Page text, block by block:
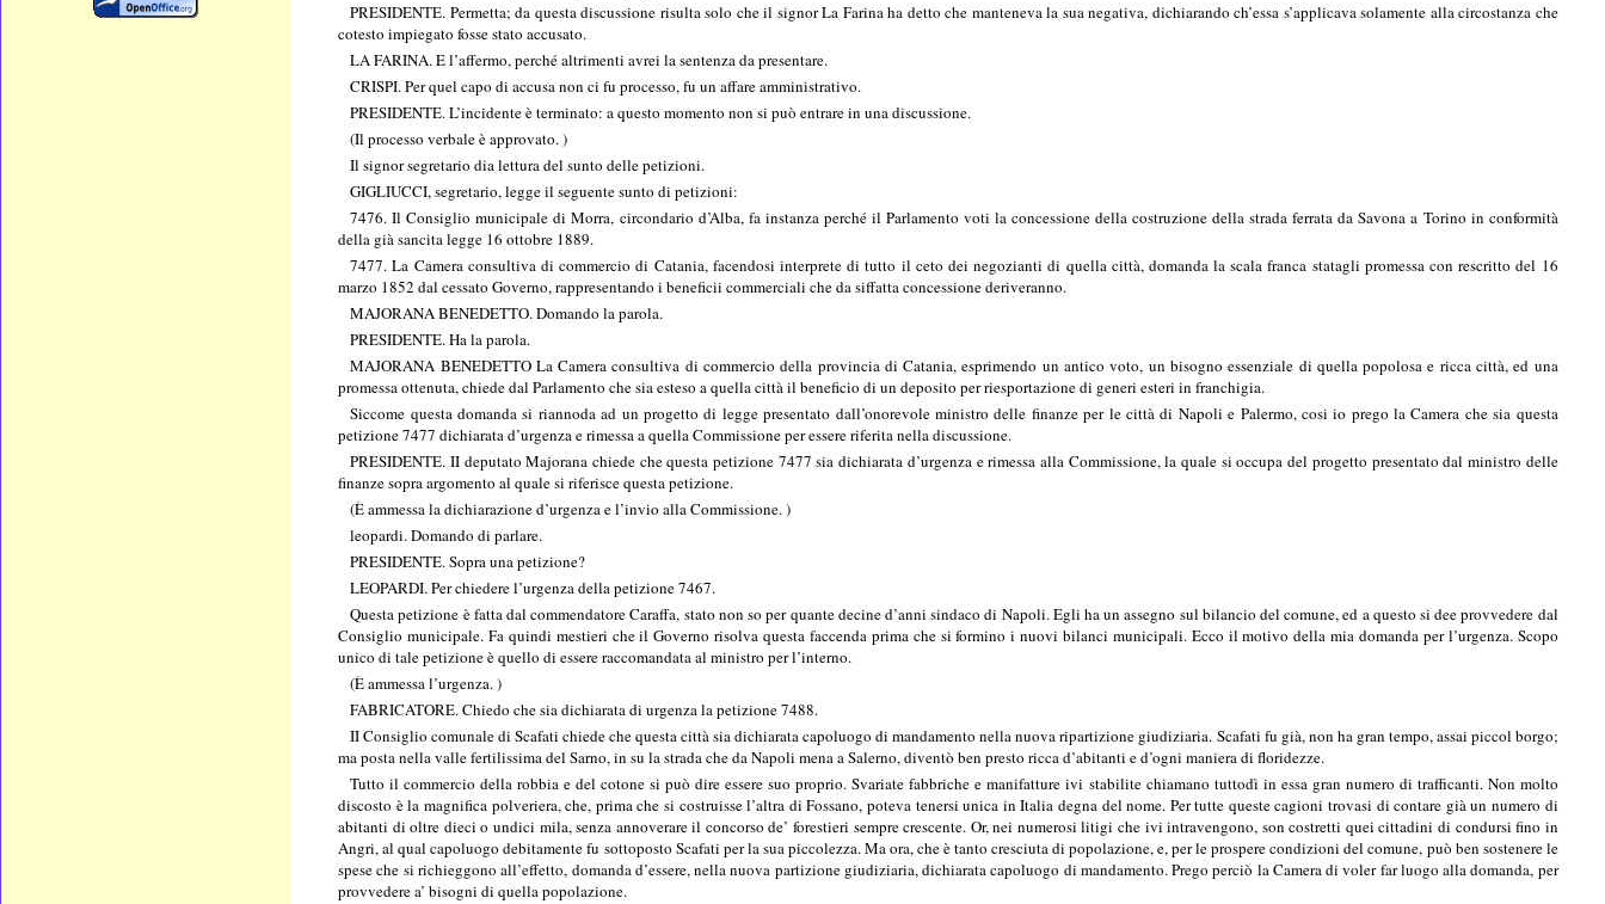
PRESIDENTE. Permetta; da questa discussione risulta solo che il signor La Farina ha detto che manteneva la sua negativa, dichiarando ch’essa s’applicava solamente alla circostanza che
cotesto impiegato fosse stato accusato.
LA FARINA. E l’affermo, perché altrimenti avrei la sentenza da presentare.
CRISPI. Per quel capo di accusa non ci fu processo, fu un affare amministrativo.
PRESIDENTE. L’incidente è terminato: a questo momento non si può entrare in una discussione.
(Il processo verbale è approvato. )
Il signor segretario dia lettura del sunto delle petizioni.
GIGLIUCCI, segretario, legge il seguente sunto di petizioni:
7476. Il Consiglio municipale di Morra, circondario d’Alba, fa instanza perché il Parlamento voti la concessione della costruzione della strada ferrata da Savona a Torino in conformità
della già sancita legge 16 ottobre 1889.
7477. La Camera consultiva di commercio di Catania, facendosi interprete di tutto il ceto dei negozianti di quella città, domanda la scala franca statagli promessa con rescritto del 16
marzo 1852 dal cessato Governo, rappresentando i beneficii commerciali che da siffatta concessione deriveranno.
MAJORANA BENEDETTO. Domando la parola.
PRESIDENTE. Ha la parola.
MAJORANA BENEDETTO La Camera consultiva di commercio della provincia di Catania, esprimendo un antico voto, un bisogno essenziale di quella popolosa e ricca città, ed una
promessa ottenuta, chiede dal Parlamento che sia esteso a quella città il beneficio di un deposito per riesportazione di generi esteri in franchigia.
Siccome questa domanda si riannoda ad un progetto di legge presentato dall’onorevole ministro delle finanze per le città di Napoli e Palermo, cosi io prego la Camera che sia questa
petizione 7477 dichiarata d’urgenza e rimessa a quella Commissione per essere riferita nella discussione.
PRESIDENTE. II deputato Majorana chiede che questa petizione 7477 sia dichiarata d’urgenza e rimessa alla Commissione, la quale si occupa del progetto presentato dal ministro delle
finanze sopra argomento al quale si riferisce questa petizione.
(È ammessa la dichiarazione d’urgenza e l’invio alla Commissione. )
leopardi. Domando di parlare.
PRESIDENTE. Sopra una petizione?
LEOPARDI. Per chiedere l’urgenza della petizione 7467.
Questa petizione è fatta dal commendatore Caraffa, stato non so per quante decine d’anni sindaco di Napoli. Egli ha un assegno sul bilancio del comune, ed a questo si dee provvedere dal
Consiglio municipale. Fa quindi mestieri che il Governo risolva questa faccenda prima che si formino i nuovi bilanci municipali. Ecco il motivo della mia domanda per l’urgenza. Scopo
unico di tale petizione è quello di essere raccomandata al ministro per l’interno.
(È ammessa l’urgenza. )
FABRICATORE. Chiedo che sia dichiarata di urgenza la petizione 7488.
II Consiglio comunale di Scafati chiede che questa città sia dichiarata capoluogo di mandamento nella nuova ripartizione giudiziaria. Scafati fu già, non ha gran tempo, assai piccol borgo;
ma posta nella valle fertilissima del Sarno, in su la strada che da Napoli mena a Salerno, diventò ben presto ricca d’abitanti e d’ogni maniera di floridezze.
Tutto il commercio della robbia e del cotone si può dire essere suo proprio. Svariate fabbriche e manifatture ivi stabilite chiamano tuttodì in essa gran numero di trafficanti. Non molto
discosto è la magnifica polveriera, che, prima che si costruisse l’altra di Fossano, poteva tenersi unica in Italia degna del nome. Per tutte queste cagioni trovasi di contare già un numero di
abitanti di oltre dieci o undici mila, senza annoverare il concorso de’ forestieri sempre crescente. Or, nei numerosi litigi che ivi intravengono, son costretti quei cittadini di condursi fino in
Angri, al qual capoluogo debitamente fu sottoposto Scafati per la sua piccolezza. Ma ora, che è tanto cresciuta di popolazione, e, per le prospere condizioni del comune, può ben sostenere le
spese che si richieggono all’effetto, domanda d’essere, nella nuova partizione giudiziaria, dichiarata capoluogo di mandamento. Prego perciò la Camera di voler far luogo alla domanda, per
provvedere a’ bisogni di quella popolazione.